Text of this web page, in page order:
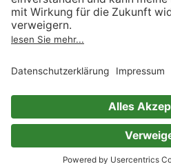
Verträge hier kündigen
Impressum
Immer ein